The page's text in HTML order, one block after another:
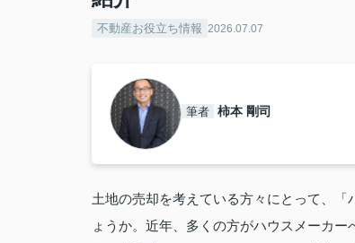
不動産お役立ち情報 2026.07.07
筆者 柿本 剛司
土地の売却を考えている方々にとって、
ょうか。近年、多くの方がハウスメーカ